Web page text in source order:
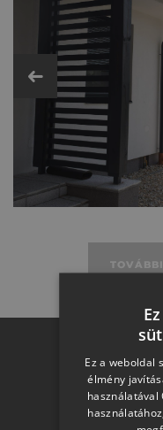
Kiegészítő
Fém- és
Műszaki
Ez a weboldal
élmény
használatával